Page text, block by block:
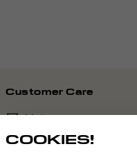
Customer Care
Mail ons
COOKIES!